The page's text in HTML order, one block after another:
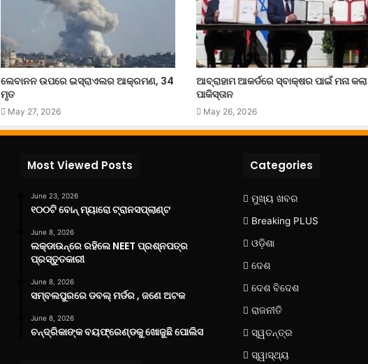
ଲେବାନନ ଉପରେ ଇସ୍ରାଏଲର ଆକ୍ରମଣ, 34
ମୃତ
May 27, 2026
ଆବ୍ରାହାମ ଆକର୍ଡରେ ସ୍ବାକ୍ଷର ପାଇଁ ମନା କଲା
ପାକିସ୍ତାନ
May 26, 2026
Most Viewed Posts
June 23, 2026
୧୦୦ଟି ବୋନ୍ ମ୍ୟାରୋ ଟ୍ରାନସପ୍ଲାଣ୍ଟ
June 8, 2026
ଲକ୍‌ଡାଉନ୍‌ରେ ରହିଲେ NEET ପ୍ରଶ୍ନପତ୍ର
ପ୍ରସ୍ତୁତକାରୀ
June 8, 2026
ସମ୍ବଲପୁରରେ ଡବଲ୍ ମର୍ଡର , ଜଣେ ଅଟକ
June 8, 2026
ଚନ୍ଦ୍ରିକାଙ୍କ ବୟଫ୍ରେଣ୍ଡକୁ ଖୋଜୁଛି ପୋଲିସ
Categories
ମୁଖ୍ୟ ଖବର
Breaking PLUS
ଓଡ଼ିଶା
ଦେଶ
ଦେଶ ବିଦେଶ
ରାଜନୀତି
ସ୍ୱତନ୍ତ୍ର
ସ୍ୱାସ୍ଥ୍ୟ